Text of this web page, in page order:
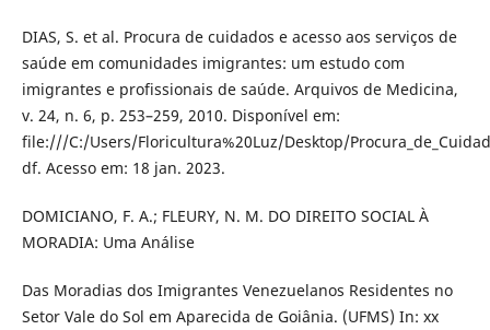
DIAS, S. et al. Procura de cuidados e acesso aos serviços de
saúde em comunidades imigrantes: um estudo com
imigrantes e profissionais de saúde. Arquivos de Medicina,
v. 24, n. 6, p. 253–259, 2010. Disponível em:
file:///C:/Users/Floricultura%20Luz/Desktop/
df. Acesso em: 18 jan. 2023.
DOMICIANO, F. A.; FLEURY, N. M. DO DIREITO SOCIAL À
MORADIA: Uma Análise
Das Moradias dos Imigrantes Venezuelanos Residentes no
Setor Vale do Sol em Aparecida de Goiânia. (UFMS) In: xx